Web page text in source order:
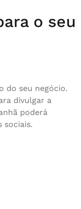
o seu
do seu negócio.
divulgar a
poderá
sociais.